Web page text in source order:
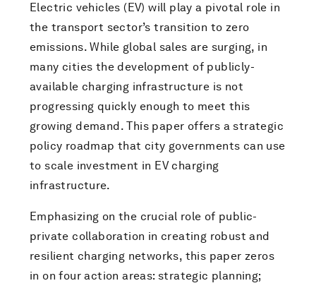
Electric vehicles (EV) will play a pivotal role in
the transport sector’s transition to zero
emissions. While global sales are surging, in
many cities the development of publicly-
available charging infrastructure is not
progressing quickly enough to meet this
growing demand. This paper offers a strategic
policy roadmap that city governments can use
to scale investment in EV charging
infrastructure.
Emphasizing on the crucial role of public-
private collaboration in creating robust and
resilient charging networks, this paper zeros
in on four action areas: strategic planning;